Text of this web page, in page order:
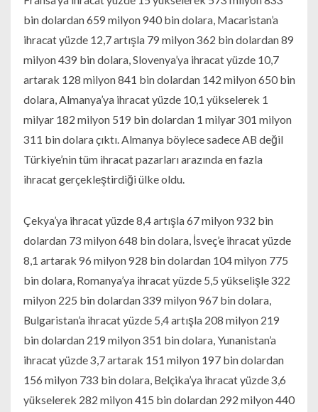
bin dolardan 659 milyon 940 bin dolara, Macaristan’a
ihracat yüzde 12,7 artışla 79 milyon 362 bin dolardan 89
milyon 439 bin dolara, Slovenya’ya ihracat yüzde 10,7
artarak 128 milyon 841 bin dolardan 142 milyon 650 bin
dolara, Almanya’ya ihracat yüzde 10,1 yükselerek 1
milyar 182 milyon 519 bin dolardan 1 milyar 301 milyon
311 bin dolara çıktı. Almanya böylece sadece AB değil
Türkiye’nin tüm ihracat pazarları arazında en fazla
ihracat gerçekleştirdiği ülke oldu.
Çekya’ya ihracat yüzde 8,4 artışla 67 milyon 932 bin
dolardan 73 milyon 648 bin dolara, İsveç’e ihracat yüzde
8,1 artarak 96 milyon 928 bin dolardan 104 milyon 775
bin dolara, Romanya’ya ihracat yüzde 5,5 yükselişle 322
milyon 225 bin dolardan 339 milyon 967 bin dolara,
Bulgaristan’a ihracat yüzde 5,4 artışla 208 milyon 219
bin dolardan 219 milyon 351 bin dolara, Yunanistan’a
ihracat yüzde 3,7 artarak 151 milyon 197 bin dolardan
156 milyon 733 bin dolara, Belçika’ya ihracat yüzde 3,6
yükselerek 282 milyon 415 bin dolardan 292 milyon 440